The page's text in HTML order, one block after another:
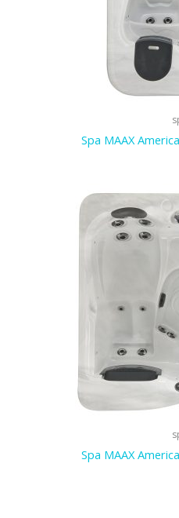
Spa MAAX
Spa MAAX